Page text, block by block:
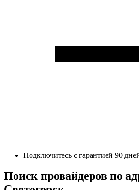
Подключитесь с гарантией 90
Поиск провайдеров по